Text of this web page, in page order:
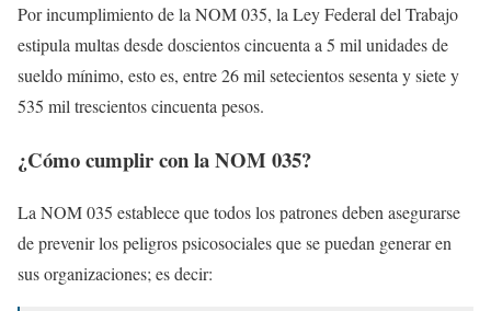
Por incumplimiento de la NOM 035, la Ley Federal del Trabajo
estipula multas desde doscientos cincuenta a 5 mil unidades de
sueldo mínimo, esto es, entre 26 mil setecientos sesenta y siete y
535 mil trescientos cincuenta pesos.
¿Cómo cumplir con la NOM 035?
La NOM 035 establece que todos los patrones deben asegurarse
de prevenir los peligros psicosociales que se puedan generar en
sus organizaciones; es decir: